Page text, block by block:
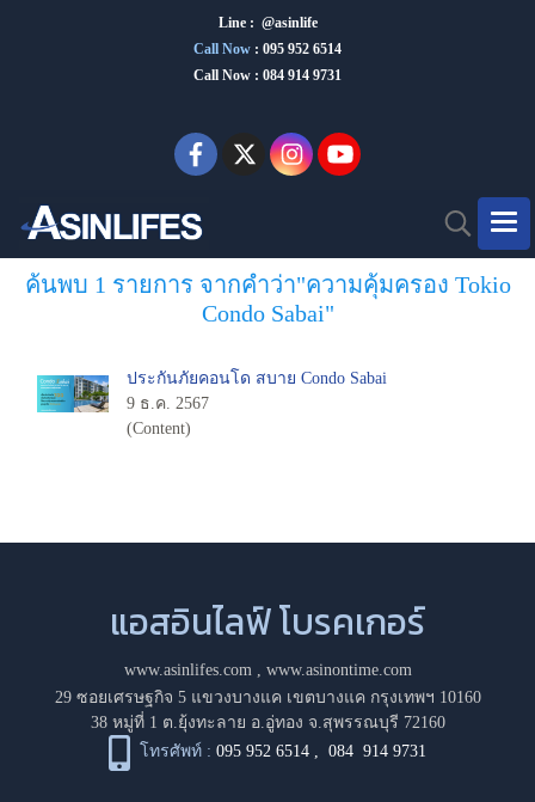
Line : @asinlife
Call Now : 095 952 6514
Call Now : 084 914 9731
ค้นพบ 1 รายการ จากคำว่า"ความคุ้มครอง Tokio
Condo Sabai"
ประกันภัยคอนโด สบาย Condo Sabai
9 ธ.ค. 2567
(Content)
แอสอินไลฟ์ โบรคเกอร์
www.asinlifes.com, www.asinontime.com
29 ซอยเศรษฐกิจ 5 แขวงบางแค เขตบางแค กรุงเทพฯ 10160
38 หมู่ที่ 1 ต.ยุ้งทะลาย อ.อู่ทอง จ.สุพรรณบุรี 72160
โทรศัพท์ : 095 952 6514 ,084 914 9731